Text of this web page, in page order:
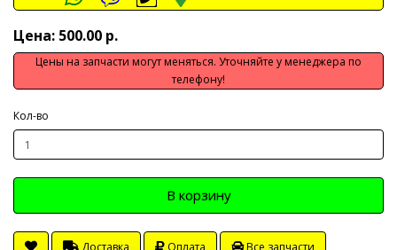
Цена: 500.00 р.
Цены на запчасти могут меняться. Уточняйте у менеджера по
телефону!
Кол-во
В корзину
Доставка Оплата Все запчасти